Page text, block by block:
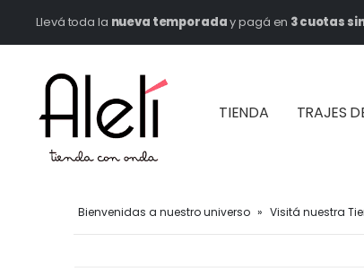
Llevá toda la nueva temporaday pagá en 3 cuotas
TIENDA TRAJES
Bienvenidas a nuestro universo » Visitá nuestra